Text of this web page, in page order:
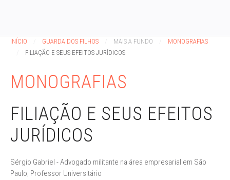
INÍCIO GUARDA DOS FILHOS MAIS A FUNDO
MONOGRAFIAS
FILIAÇÃO E SEUS EFEITOS JURÍDICOS
MONOGRAFIAS
FILIAÇÃO E SEUS EFEITOS
JURÍDICOS
Sérgio Gabriel - Advogado militante na área empresarial em São
Paulo; Professor Universitário